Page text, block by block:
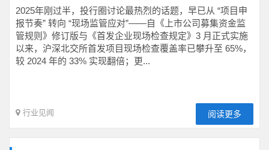
2025年刚过半，投行圈讨论最热烈的话题，早已从 “项目申
报节奏” 转向 “现场监管应对”——自《上市公司募集资金监
管规则》修订版与《首发企业现场检查规定》3 月正式实施
以来，沪深北交所首发项目现场检查覆盖率已攀升至 65%，
较 2024 年的 33% 实现翻倍；更...
行业见闻 阅读更多